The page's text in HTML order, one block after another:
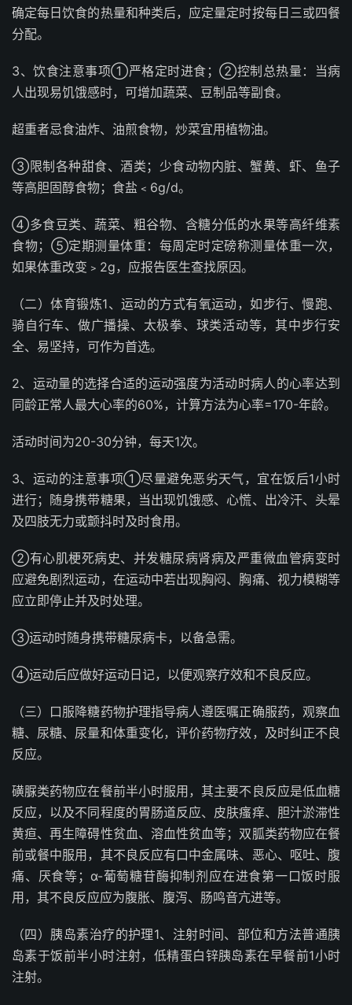
确定每日饮食的热量和种类后，应定量定时按每日三或四餐
分配。
3、饮食注意事项①严格定时进食；②控制总热量：当病
人出现易饥饿感时，可增加蔬菜、豆制品等副食。
超重者忌食油炸、油煎食物，炒菜宜用植物油。
③限制各种甜食、酒类；少食动物内脏、蟹黄、虾、鱼子
等高胆固醇食物；食盐﹤6g/d。
④多食豆类、蔬菜、粗谷物、含糖分低的水果等高纤维素
食物；⑤定期测量体重：每周定时定磅称测量体重一次，
如果体重改变﹥2g，应报告医生查找原因。
（二）体育锻炼1、运动的方式有氧运动，如步行、慢跑、
骑自行车、做广播操、太极拳、球类活动等，其中步行安
全、易坚持，可作为首选。
2、运动量的选择合适的运动强度为活动时病人的心率达到
同龄正常人最大心率的60%，计算方法为心率=170-年龄。
活动时间为20-30分钟，每天1次。
3、运动的注意事项①尽量避免恶劣天气，宜在饭后1小时
进行；随身携带糖果，当出现饥饿感、心慌、出冷汗、头晕
及四肢无力或颤抖时及时食用。
②有心肌梗死病史、并发糖尿病肾病及严重微血管病变时
应避免剧烈运动，在运动中若出现胸闷、胸痛、视力模糊等
应立即停止并及时处理。
③运动时随身携带糖尿病卡，以备急需。
④运动后应做好运动日记，以便观察疗效和不良反应。
（三）口服降糖药物护理指导病人遵医嘱正确服药，观察血
糖、尿糖、尿量和体重变化，评价药物疗效，及时纠正不良
反应。
磺脲类药物应在餐前半小时服用，其主要不良反应是低血糖
反应，以及不同程度的胃肠道反应、皮肤瘙痒、胆汁淤滞性
黄疸、再生障碍性贫血、溶血性贫血等；双胍类药物应在餐
前或餐中服用，其不良反应有口中金属味、恶心、呕吐、腹
痛、厌食等；α-葡萄糖苷酶抑制剂应在进食第一口饭时服
用，其不良反应应为腹胀、腹泻、肠鸣音亢进等。
（四）胰岛素治疗的护理1、注射时间、部位和方法普通胰
岛素于饭前半小时注射，低精蛋白锌胰岛素在早餐前1小时
注射。